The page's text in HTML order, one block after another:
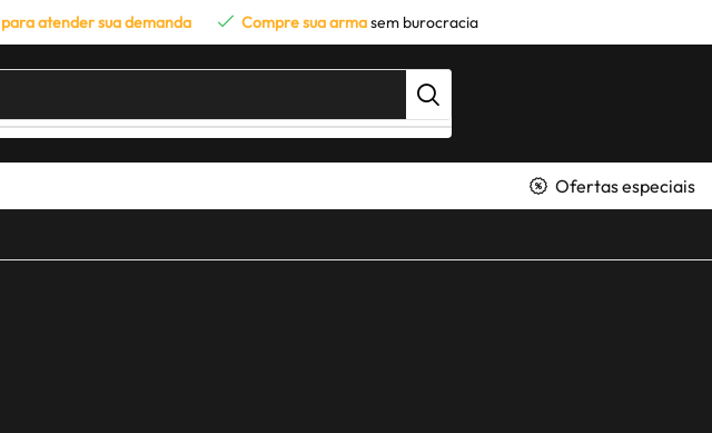
para atender sua demanda Compre sua armasem burocracia
Ofertas especiais